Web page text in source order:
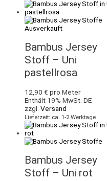
Ausverkauft
Bambus Jersey
Stoff – Uni
pastellrosa
12,90 € pro Meter
Enthält 19% MwSt. DE
zzgl. Versand
Lieferzeit: ca. 1-2 Werktage
Bambus Jersey
Stoff – Uni rot